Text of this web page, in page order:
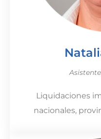
Liquidaciones
nacionales,